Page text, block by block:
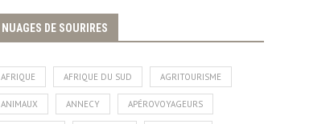
NUAGES DE SOURIRES
AFRIQUE AFRIQUE DU SUD AGRITOURISME
ANIMAUX ANNECY APÉROVOYAGEURS